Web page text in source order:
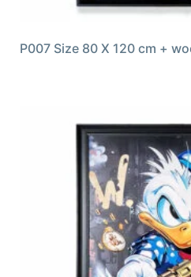
P007 Size 80 X 120 cm +